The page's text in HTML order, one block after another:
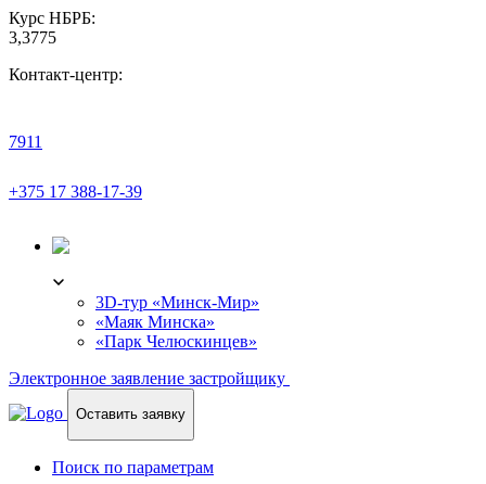
Курс НБРБ:
3,3775
Контакт-центр:
7911
+375 17 388-17-39
3D-тур «Минск-Мир»
«Маяк Минска»
«Парк Челюскинцев»
Электронное заявление застройщику
Оставить заявку
Поиск по параметрам